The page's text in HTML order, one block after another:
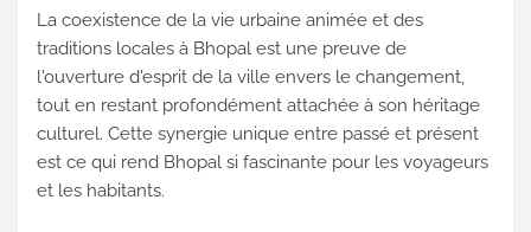
La coexistence de la vie urbaine animée et des
traditions locales à Bhopal est une preuve de
l'ouverture d'esprit de la ville envers le changement,
tout en restant profondément attachée à son héritage
culturel. Cette synergie unique entre passé et présent
est ce qui rend Bhopal si fascinante pour les voyageurs
et les habitants.